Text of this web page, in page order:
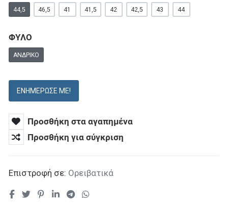
44,5 46,5 41 41,5 42 42,5 43 44
ΦΥΛΟ
ΑΝΔΡΙΚΌ
ΕΝΗΜΈΡΩΣΕ ΜΕ!
Προσθήκη στα αγαπημένα
Προσθήκη για σύγκριση
Επιστροφή σε: Ορειβατικά